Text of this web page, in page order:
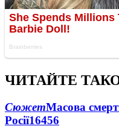
ЧИТАЙТЕ
СюжетМасова
Росії16456